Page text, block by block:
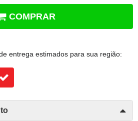
COMPRAR
entrega estimados para sua região: